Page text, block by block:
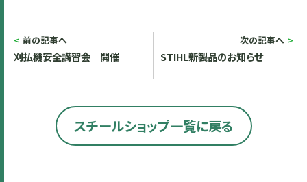
前の記事へ
刈払機安全講習会 開催
次の記事へ
STIHL新製品のお知らせ
スチールショップ一覧に戻る